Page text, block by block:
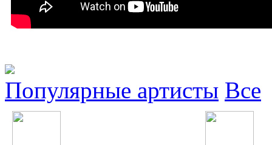
Популярные артисты Все